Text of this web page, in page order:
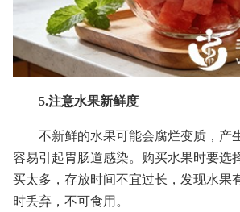
5.注意水果新鲜度
不新鲜的水果可能会腐烂变质，产
容易引起胃肠道感染。购买水果时要选
买太多，存放时间不宜过长，发现水果
时丢弃，不可食用。